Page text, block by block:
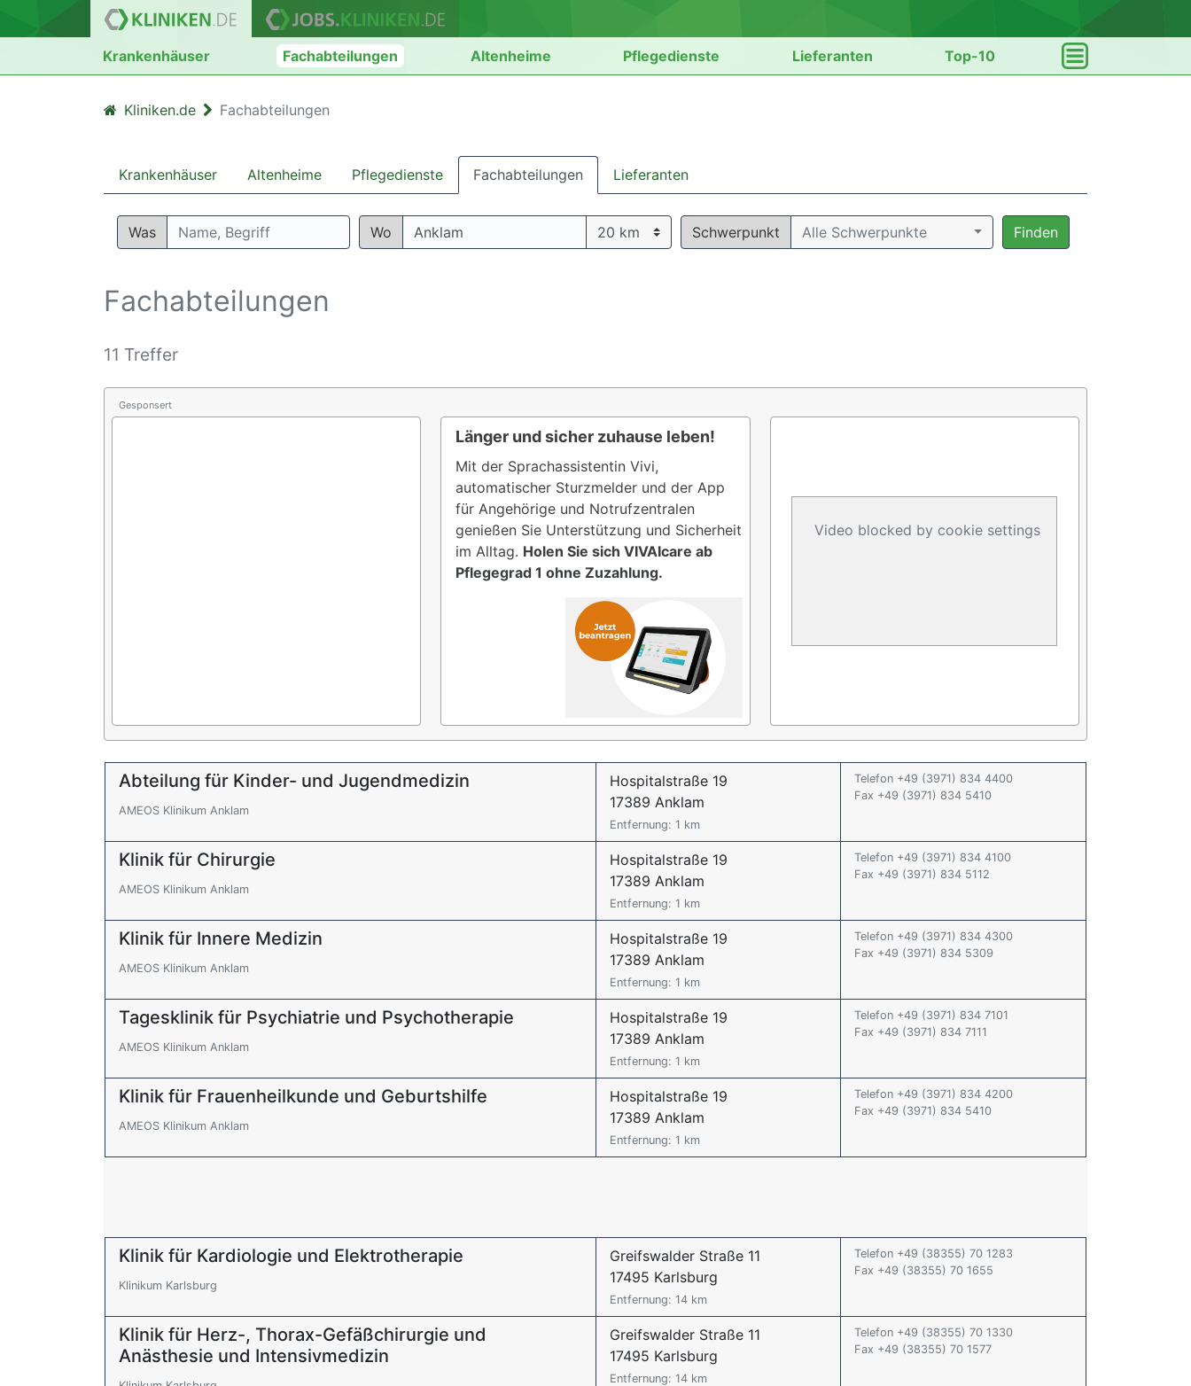
Krankenhäuser Fachabteilungen Altenheime Pflegedienste Lieferanten Top-10
Kliniken.de Fachabteilungen
Krankenhäuser Altenheime Pflegedienste Fachabteilungen Lieferanten
Was Wo Schwerpunkt Alle Schwerpunkte Finden
Fachabteilungen
11 Treffer
Gesponsert
Länger und sicher zuhause leben!
Mit der Sprachassistentin Vivi,
automatischer Sturzmelder und der App
für Angehörige und Notrufzentralen
genießen Sie Unterstützung und Sicherheit
im Alltag. Holen Sie sich VIVAIcare ab
Pflegegrad 1 ohne Zuzahlung.
Video blocked by cookie settings
Abteilung für Kinder- und Jugendmedizin
AMEOS Klinikum Anklam
Hospitalstraße 19
17389 Anklam
Entfernung: 1 km
Telefon +49 (3971) 834 4400
Fax +49 (3971) 834 5410
Klinik für Chirurgie
AMEOS Klinikum Anklam
Hospitalstraße 19
17389 Anklam
Entfernung: 1 km
Telefon +49 (3971) 834 4100
Fax +49 (3971) 834 5112
Klinik für Innere Medizin
AMEOS Klinikum Anklam
Hospitalstraße 19
17389 Anklam
Entfernung: 1 km
Telefon +49 (3971) 834 4300
Fax +49 (3971) 834 5309
Tagesklinik für Psychiatrie und Psychotherapie
AMEOS Klinikum Anklam
Hospitalstraße 19
17389 Anklam
Entfernung: 1 km
Telefon +49 (3971) 834 7101
Fax +49 (3971) 834 7111
Klinik für Frauenheilkunde und Geburtshilfe
AMEOS Klinikum Anklam
Hospitalstraße 19
17389 Anklam
Entfernung: 1 km
Telefon +49 (3971) 834 4200
Fax +49 (3971) 834 5410
Klinik für Kardiologie und Elektrotherapie
Klinikum Karlsburg
Greifswalder Straße 11
17495 Karlsburg
Entfernung: 14 km
Telefon +49 (38355) 70 1283
Fax +49 (38355) 70 1655
Klinik für Herz-, Thorax-Gefäßchirurgie und
Anästhesie und Intensivmedizin
Greifswalder Straße 11
17495 Karlsburg
Entfernung: 14 km
Telefon +49 (38355) 70 1330
Fax +49 (38355) 70 1577